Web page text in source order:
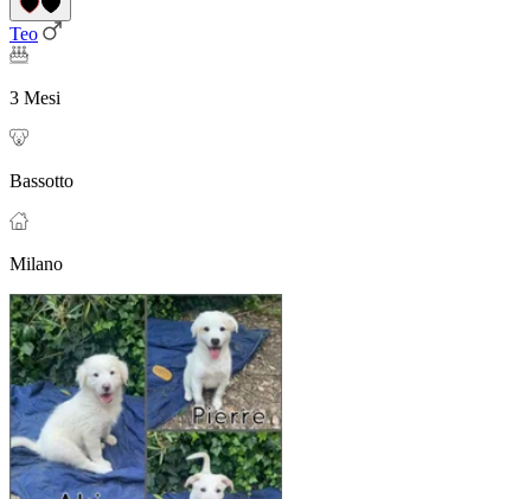
Teo
3 Mesi
Bassotto
Milano